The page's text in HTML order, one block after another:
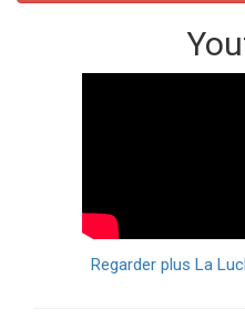
Regarder plus La